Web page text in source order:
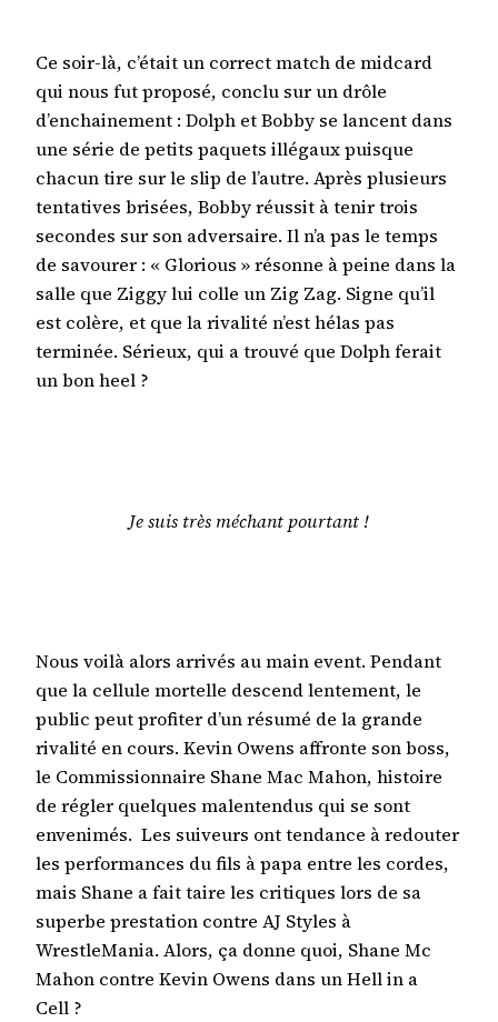
Ce soir-là, c’était un correct match de midcard
qui nous fut proposé, conclu sur un drôle
d’enchainement : Dolph et Bobby se lancent dans
une série de petits paquets illégaux puisque
chacun tire sur le slip de l’autre. Après plusieurs
tentatives brisées, Bobby réussit à tenir trois
secondes sur son adversaire. Il n’a pas le temps
de savourer : « Glorious » résonne à peine dans la
salle que Ziggy lui colle un Zig Zag. Signe qu’il
est colère, et que la rivalité n’est hélas pas
terminée. Sérieux, qui a trouvé que Dolph ferait
un bon heel ?
Je suis très méchant pourtant !
Nous voilà alors arrivés au main event. Pendant
que la cellule mortelle descend lentement, le
public peut profiter d’un résumé de la grande
rivalité en cours. Kevin Owens affronte son boss,
le Commissionnaire Shane Mac Mahon, histoire
de régler quelques malentendus qui se sont
envenimés. Les suiveurs ont tendance à redouter
les performances du fils à papa entre les cordes,
mais Shane a fait taire les critiques lors de sa
superbe prestation contre AJ Styles à
WrestleMania. Alors, ça donne quoi, Shane Mc
Mahon contre Kevin Owens dans un Hell in a
Cell ?